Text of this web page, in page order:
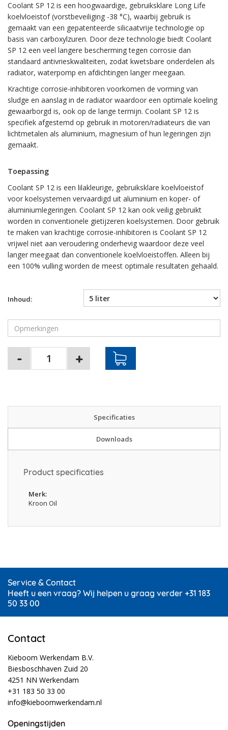
Coolant SP 12 is een hoogwaardige, gebruiksklare Long Life
koelvloeistof (vorstbeveiliging -38 °C), waarbij gebruik is
gemaakt van een gepatenteerde silicaatvrije technologie op
basis van carboxylzuren. Door deze technologie biedt Coolant
SP 12 een veel langere bescherming tegen corrosie dan
standaard antivrieskwaliteiten, zodat kwetsbare onderdelen als
radiator, waterpomp en afdichtingen langer meegaan.
Krachtige corrosie-inhibitoren voorkomen de vorming van
sludge en aanslag in de radiator waardoor een optimale koeling
gewaarborgd is, ook op de lange termijn. Coolant SP 12 is
specifiek afgestemd op gebruik in motoren/radiateurs die van
lichtmetalen als aluminium, magnesium of hun legeringen zijn
gemaakt.
Toepassing
Coolant SP 12 is een lilakleurige, gebruiksklare koelvloeistof
voor koelsystemen vervaardigd uit aluminium en koper- of
aluminiumlegeringen. Coolant SP 12 kan ook veilig gebruikt
worden in conventionele gietijzeren koelsystemen. Door gebruik
te maken van krachtige corrosie-inhibitoren is Coolant SP 12
vrijwel niet aan veroudering onderhevig waardoor deze veel
langer meegaat dan conventionele koelvloeistoffen. Alleen bij
een 100% vulling worden de meest optimale resultaten gehaald.
Inhoud:
Specificaties
Downloads
Product specificaties
Merk
Kroon Oil
Service & Contact
Heeft u een vraag? Wij helpen u graag verder +31 183
50 33 00
Contact
Kieboom Werkendam B.V.
Biesboschhaven Zuid 20
4251 NN Werkendam
+31 183 50 33 00
info@kieboomwerkendam.nl
Openingstijden